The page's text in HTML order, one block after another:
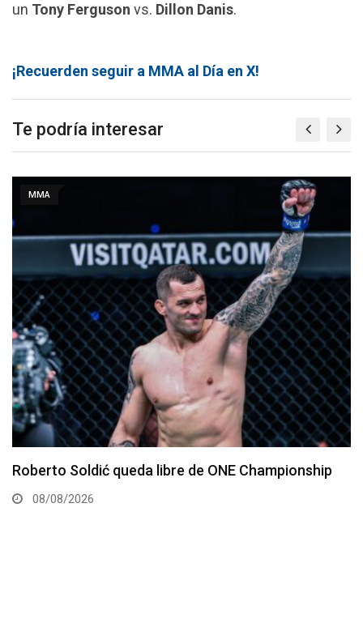
un Tony Ferguson vs. Dillon Danis.
¡Recuerden seguir a MMA al Día en X!
Te podría interesar
MMA
Kamaru Usman debe regresar al Peso Welter,
afirma representante